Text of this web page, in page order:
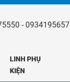
- 0934195657
LINH PHỤ
KIỆN